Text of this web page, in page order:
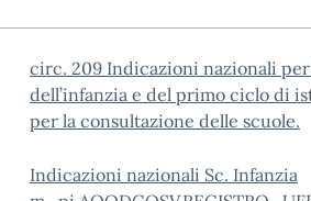
circ. 209 Indicazioni nazionali per
dell’infanzia e del primo ciclo di
per la consultazione delle scuole.
Indicazioni nazionali Sc. Infanzia